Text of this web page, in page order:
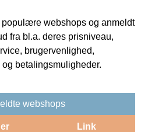
webshops og anmeldt
fra bl.a. deres prisniveau,
brugervenlighed,
betalingsmuligheder.
webshops
Link